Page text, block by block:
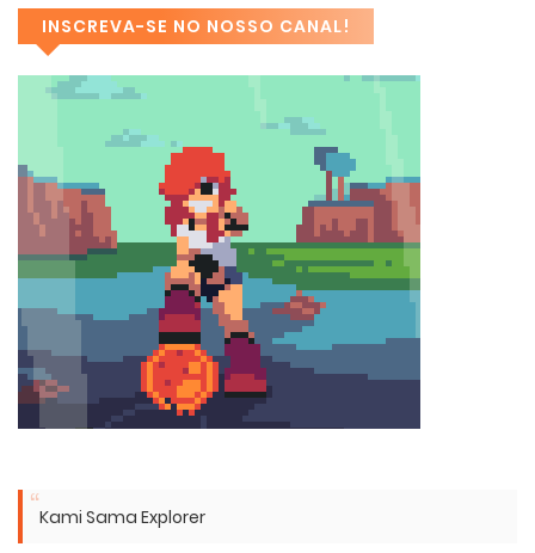
INSCREVA-SE NO NOSSO CANAL!
Kami Sama Explorer